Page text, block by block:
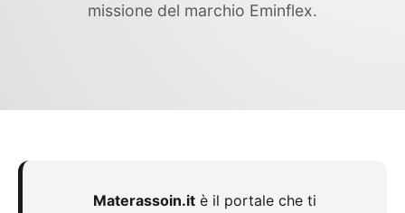
missione del marchio Eminflex.
Materassoin.it è il portale che ti